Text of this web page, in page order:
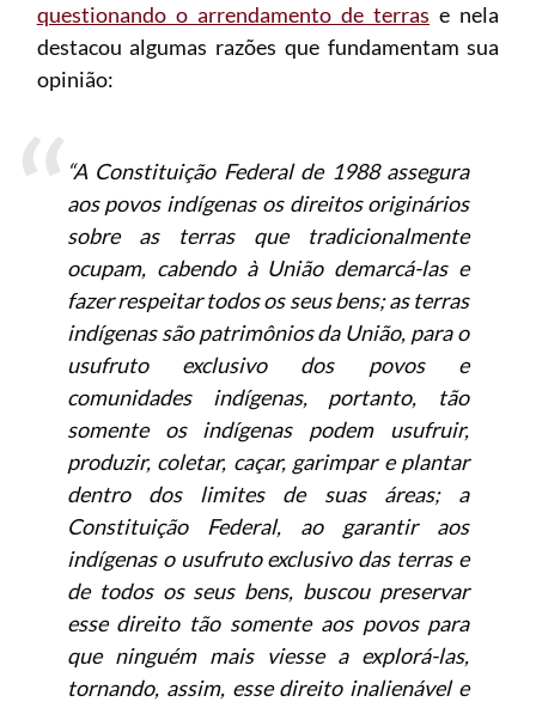
questionando o arrendamento de terras e nela
destacou algumas razões que fundamentam sua
opinião:
“A Constituição Federal de 1988 assegura
aos povos indígenas os direitos originários
sobre as terras que tradicionalmente
ocupam, cabendo à União demarcá-las e
fazer respeitar todos os seus bens; as terras
indígenas são patrimônios da União, para o
usufruto exclusivo dos povos e
comunidades indígenas, portanto, tão
somente os indígenas podem usufruir,
produzir, coletar, caçar, garimpar e plantar
dentro dos limites de suas áreas; a
Constituição Federal, ao garantir aos
indígenas o usufruto exclusivo das terras e
de todos os seus bens, buscou preservar
esse direito tão somente aos povos para
que ninguém mais viesse a explorá-las,
tornando, assim, esse direito inalienável e